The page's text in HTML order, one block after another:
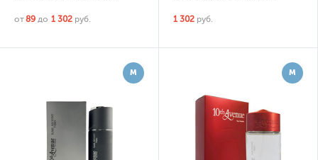
от89 до 1 302 руб. 1 302 руб.
М М